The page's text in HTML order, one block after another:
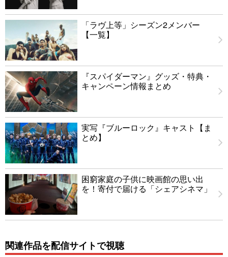
「ラヴ上等」シーズン2メンバー
【一覧】
『スパイダーマン』グッズ・特典・
キャンペーン情報まとめ
実写『ブルーロック』キャスト【ま
とめ】
困窮家庭の子供に映画館の思い出
を！寄付で届ける「シェアシネマ」
関連作品を配信サイトで視聴